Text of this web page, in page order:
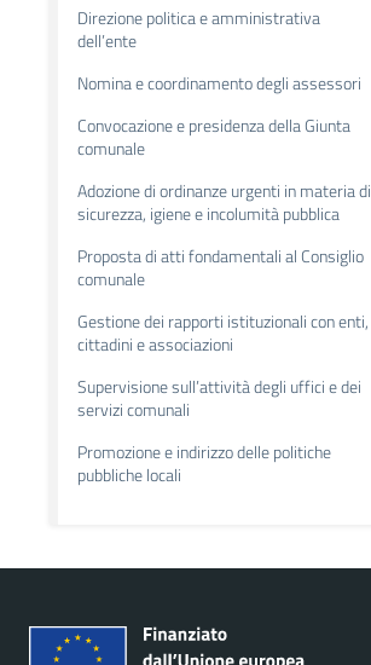
Direzione politica e amministrativa
dell’ente
Nomina e coordinamento degli assessori
Convocazione e presidenza della Giunta
comunale
Adozione di ordinanze urgenti in materia di
sicurezza, igiene e incolumità pubblica
Proposta di atti fondamentali al Consiglio
comunale
Gestione dei rapporti istituzionali con enti,
cittadini e associazioni
Supervisione sull’attività degli uffici e dei
servizi comunali
Promozione e indirizzo delle politiche
pubbliche locali